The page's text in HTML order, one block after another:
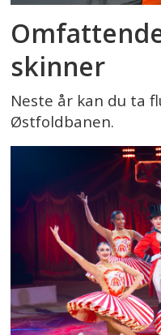
skinner
Neste år kan du ta
Østfoldbanen.